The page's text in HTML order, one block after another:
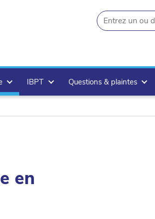
RECHERCHER
IBPT Questions & plaintes
en